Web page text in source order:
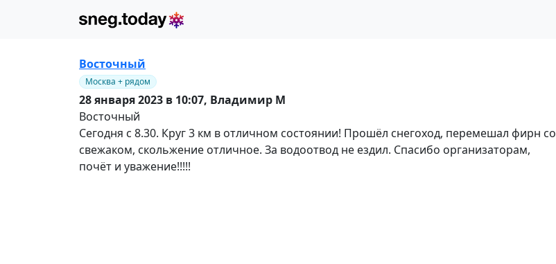
Восточный
Москва + рядом
28 января 2023 в 10:07, Владимир М
Восточный
Сегодня с 8.30. Круг 3 км в отличном состоянии! Прошёл снегоход, перемешал фирн со
свежаком, скольжение отличное. За водоотвод не ездил. Спасибо организаторам,
почёт и уважение!!!!!